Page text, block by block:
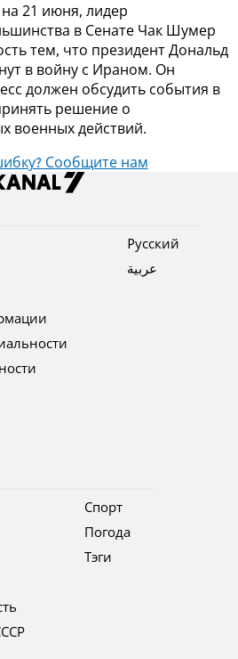
21 июня, лидер
в Сенате Чак Шумер
тем, что президент Дональд
в войну с Ираном. Он
должен обсудить события в
решение о
военных действий.
Сообщите нам
Pусский
عربية
Спорт
Погода
Тэги